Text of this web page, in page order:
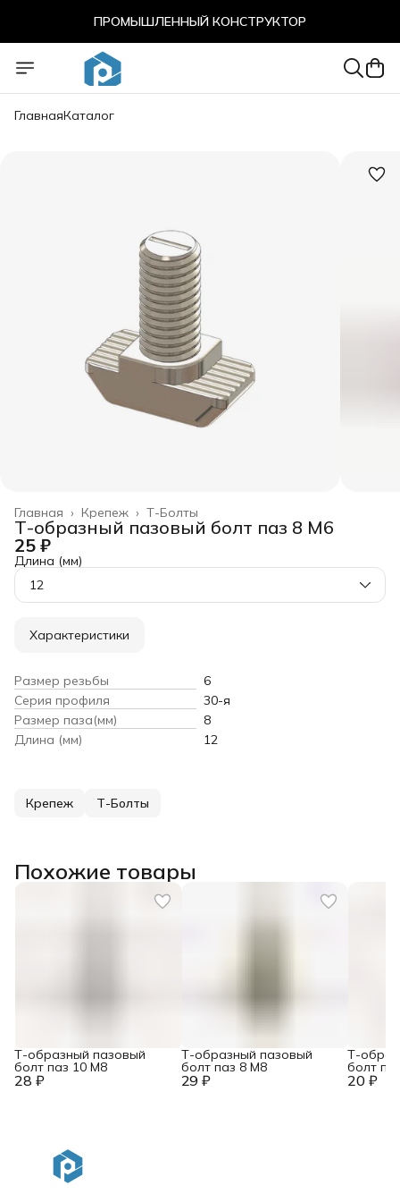
ПРОМЫШЛЕННЫЙ КОНСТРУКТОР
ПРОМЫШЛЕННЫЙ КОНСТРУКТОР
ГлавнаяКаталог
Т-Болты
Крепеж ›
Главная ›
Т-образный пазовый болт паз 8 М6
25 ₽
Длина (мм)
12
Характеристики
Размер резьбы
6
Серия профиля
30-я
Размер паза(мм)
8
Длина (мм)
12
Крепеж Т-Болты
Похожие товары
28 ₽
Т-образный пазовый
болт паз 10 М8
29 ₽
Т-образный пазовый
болт паз 8 М8
20 ₽
Т-
болт